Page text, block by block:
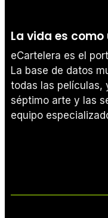
La vida es
eCartelera es el
La base de datos
todas las películas,
séptimo arte y las
equipo